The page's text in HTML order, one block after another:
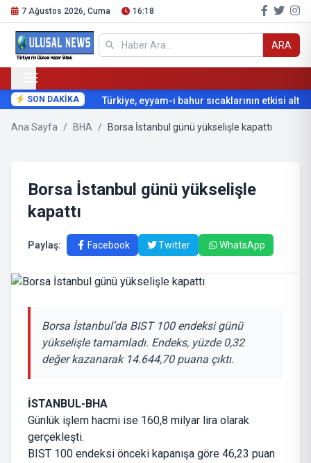
7 Ağustos 2026, Cuma 16:18
ARA
SON DAKİKA Türkiye, eyyam-ı bahur sıcaklarının etkisi
Ana Sayfa / BHA / Borsa İstanbul günü yükselişle kapattı
Borsa İstanbul günü yükselişle
kapattı
Paylaş: Facebook Twitter WhatsApp
Borsa İstanbul’da BIST 100 endeksi günü
yükselişle tamamladı. Endeks, yüzde 0,32
değer kazanarak 14.644,70 puana çıktı.
İSTANBUL-BHA
Günlük işlem hacmi ise 160,8 milyar lira olarak
gerçekleşti.
BIST 100 endeksi önceki kapanışa göre 46,23 puan